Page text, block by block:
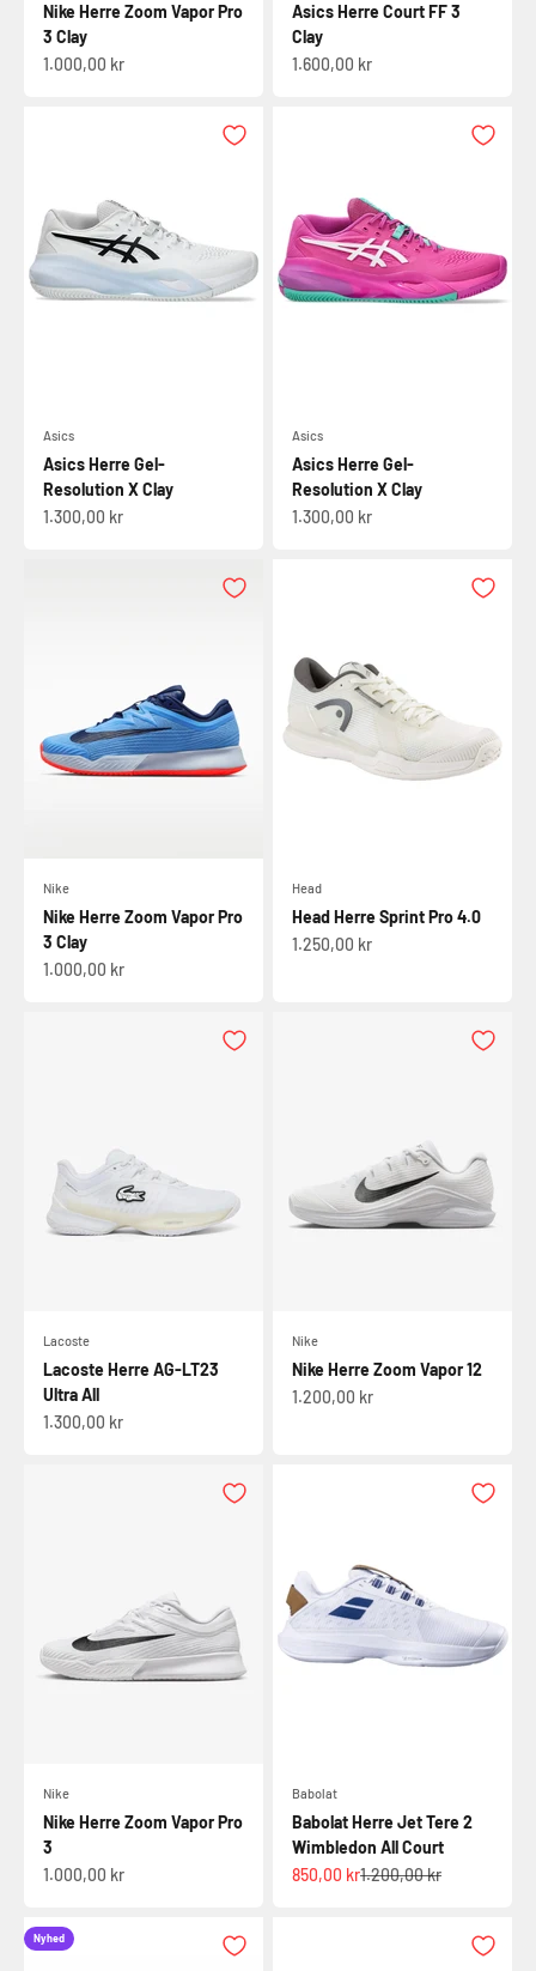
Nike Herre Zoom Vapor Pro
3 Clay
Salgspris
1.000,00 kr
Asics Herre Court FF 3
Clay
Salgspris
1.600,00 kr
Asics
Asics Herre Gel-
Resolution X Clay
Salgspris
1.300,00 kr
Asics
Asics Herre Gel-
Resolution X Clay
Salgspris
1.300,00 kr
Nike
Nike Herre Zoom Vapor Pro
3 Clay
Salgspris
1.000,00 kr
Head
Head Herre Sprint Pro 4.0
Salgspris
1.250,00 kr
Lacoste
Lacoste Herre AG-LT23
Ultra All
Salgspris
1.300,00 kr
Nike
Nike Herre Zoom Vapor 12
Salgspris
1.200,00 kr
Nike
Nike Herre Zoom Vapor Pro
3
Salgspris
1.000,00 kr
Babolat
Babolat Herre Jet Tere 2
Wimbledon All Court
Salgspris
850,00 krNormalpris
1.200,00 kr
Nyhed